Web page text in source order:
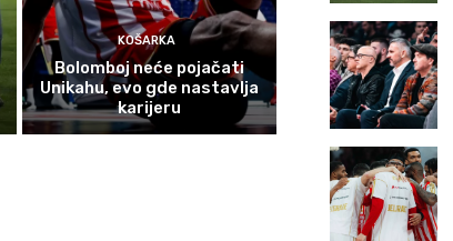
KOŠARKA
Bolomboj neće pojačati
Unikahu, evo gde nastavlja
karijeru